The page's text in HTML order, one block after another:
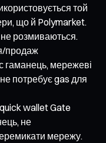
той
що й Polymarket.
не розмиваються.
продаж
гаманець, мережеві
потребує gas для
quick wallet Gate
не
мережу.